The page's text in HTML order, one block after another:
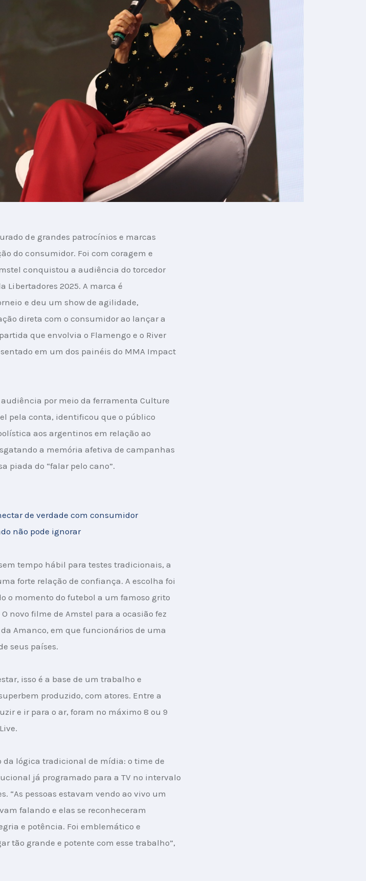
de grandes patrocínios e marcas
do consumidor. Foi com coragem e
conquistou a audiência do torcedor
Libertadores 2025. A marca é
e deu um show de agilidade,
direta com o consumidor ao lançar a
que envolvia o Flamengo e o River
em um dos painéis do MMA Impact
por meio da ferramenta Culture
pela conta, identificou que o público
aos argentinos em relação ao
a memória afetiva de campanhas
piada do “falar pelo cano”.
de verdade com consumidor
não pode ignorar
tempo hábil para testes tradicionais, a
forte relação de confiança. A escolha foi
o momento do futebol a um famoso grito
novo filme de Amstel para a ocasião fez
Amanco, em que funcionários de uma
seus países.
isso é a base de um trabalho e
produzido, com atores. Entre a
e ir para o ar, foram no máximo 8 ou 9
da lógica tradicional de mídia: o time de
já programado para a TV no intervalo
“As pessoas estavam vendo ao vivo um
falando e elas se reconheceram
e potência. Foi emblemático e
tão grande e potente com esse trabalho”,